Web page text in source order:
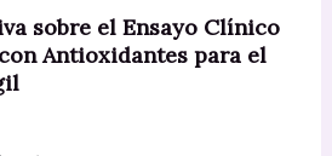
sobre el Ensayo Clínico
Antioxidantes para el